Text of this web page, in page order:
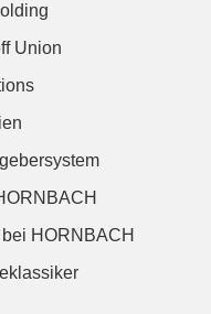
Union
HORNBACH